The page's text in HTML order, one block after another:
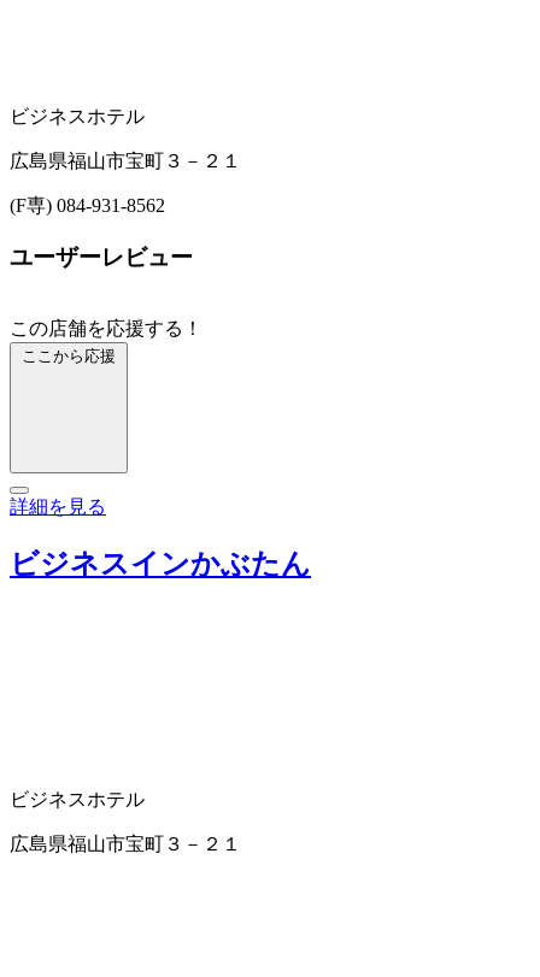
ビジネスホテル
広島県福山市宝町３－２１
(F専) 084-931-8562
ユーザーレビュー
この店舗を応援する！
ここから応援
詳細を見る
ビジネスインかぶたん
ビジネスホテル
広島県福山市宝町３－２１